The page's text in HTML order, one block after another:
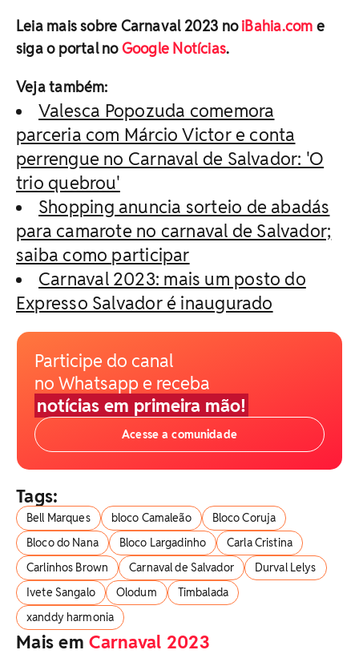
Leia mais sobre Carnaval 2023 noiBahia.com e
siga o portal noGoogle Notícias.
Veja também:
Valesca Popozuda comemora
parceria com Márcio Victor e conta
perrengue no Carnaval de Salvador: 'O
trio quebrou'
Shopping anuncia sorteio de abadás
para camarote no carnaval de Salvador;
saiba como participar
Carnaval 2023: mais um posto do
Expresso Salvador é inaugurado
Participe do canal
no Whatsapp e receba
notícias em primeira mão!
Acesse a comunidade
Tags:
Bell Marques bloco Camaleão
Bloco Coruja
Bloco do Nana
Bloco Largadinho
Carla Cristina
Carlinhos Brown
Carnaval de Salvador
Durval Lelys
Ivete Sangalo
Olodum
Timbalada
xanddy harmonia
Mais emCarnaval 2023